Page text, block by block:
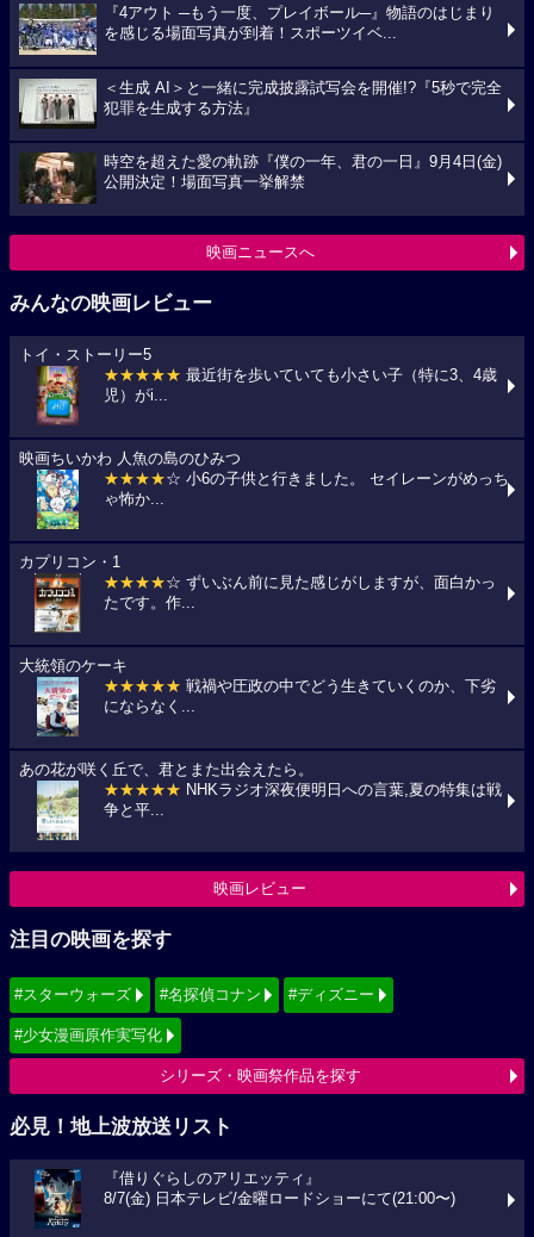
『4アウト ─もう一度、プレイボール─』物語のはじまり
を感じる場面写真が到着！スポーツイベ...
＜生成 AI＞と一緒に完成披露試写会を開催!?『5秒で完全
犯罪を生成する方法』
時空を超えた愛の軌跡『僕の一年、君の一日』9月4日(金)
公開決定！場面写真一挙解禁
映画ニュースへ
みんなの映画レビュー
トイ・ストーリー5
★★★★★ 最近街を歩いていても小さい子（特に3、4歳
児）がi...
映画ちいかわ 人魚の島のひみつ
★★★★☆ 小6の子供と行きました。 セイレーンがめっち
ゃ怖か...
カプリコン・1
★★★★☆ ずいぶん前に見た感じがしますが、面白かっ
たです。作...
大統領のケーキ
★★★★★ 戦禍や圧政の中でどう生きていくのか、下劣
にならなく...
あの花が咲く丘で、君とまた出会えたら。
★★★★★ NHKラジオ深夜便明日への言葉,夏の特集は戦
争と平...
映画レビュー
注目の映画を探す
#スターウォーズ #名探偵コナン #ディズニー
#少女漫画原作実写化
シリーズ・映画祭作品を探す
必見！地上波放送リスト
『借りぐらしのアリエッティ』
8/7(金) 日本テレビ/金曜ロードショーにて(21:00〜)